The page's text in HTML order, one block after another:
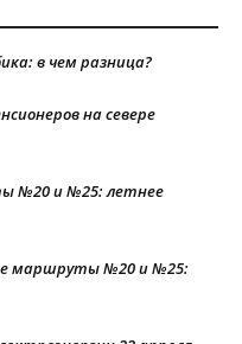
в чем разница?
на севере
№20 и №25: летнее
маршруты №20 и №25: